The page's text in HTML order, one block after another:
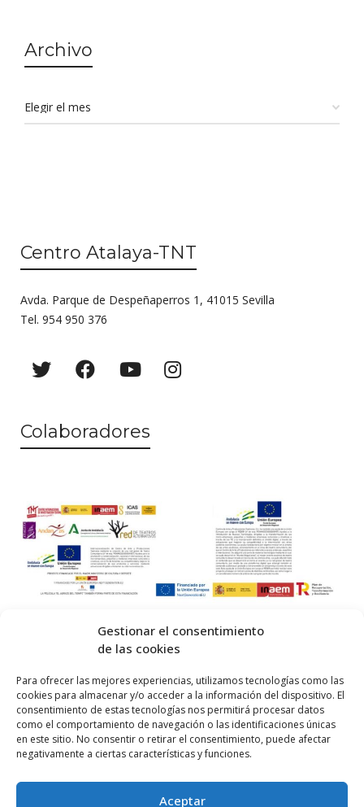
Gestionar el consentimiento
de las cookies
Para ofrecer las mejores experiencias, utilizamos tecnologías como las
cookies para almacenar y/o acceder a la información del dispositivo. El
consentimiento de estas tecnologías nos permitirá procesar datos
como el comportamiento de navegación o las identificaciones únicas
en este sitio. No consentir o retirar el consentimiento, puede afectar
negativamente a ciertas características y funciones.
Aceptar
Archivo
Centro Atalaya-TNT
Avda. Parque de Despeñaperros 1, 41015 Sevilla
Tel. 954 950 376
Colaboradores
by QM.
Inicio
Contacta